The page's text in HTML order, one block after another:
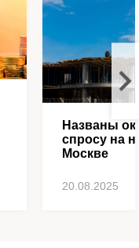
Названы
спросу на
Москве
20.08.2025